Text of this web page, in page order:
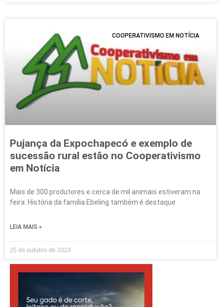
COOPERATIVISMO EM NOTÍCIA
Pujança da Expochapecó e exemplo de
sucessão rural estão no Cooperativismo
em Notícia
Mais de 300 produtores e cerca de mil animais estiveram na
feira. História da família Ebeling também é destaque
LEIA MAIS »
25 de outubro de 2024